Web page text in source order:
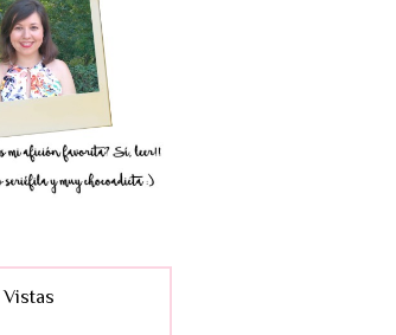
Vistas